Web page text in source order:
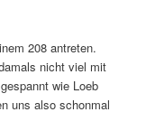
208 antreten.
nicht viel mit
wie Loeb
uns also schonmal